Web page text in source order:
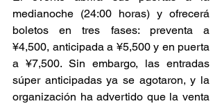
medianoche (24:00 horas) y ofrecerá
boletos en tres fases: preventa a
¥4,500, anticipada a ¥5,500 y en puerta
a ¥7,500. Sin embargo, las entradas
súper anticipadas ya se agotaron, y la
organización ha advertido que la venta